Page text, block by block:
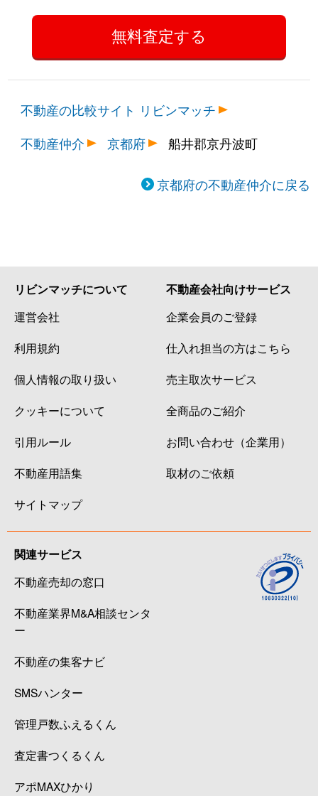
不動産の比較サイト リビンマッチ
不動産仲介
京都府 船井郡京丹波町
京都府の不動産仲介に戻る
リビンマッチについて
運営会社
利用規約
個人情報の取り扱い
クッキーについて
引用ルール
不動産用語集
サイトマップ
不動産会社向けサービス
企業会員のご登録
仕入れ担当の方はこちら
売主取次サービス
全商品のご紹介
お問い合わせ（企業用）
取材のご依頼
関連サービス
不動産売却の窓口
不動産業界M&A相談センタ
ー
不動産の集客ナビ
SMSハンター
管理戸数ふえるくん
査定書つくるくん
アポMAXひかり